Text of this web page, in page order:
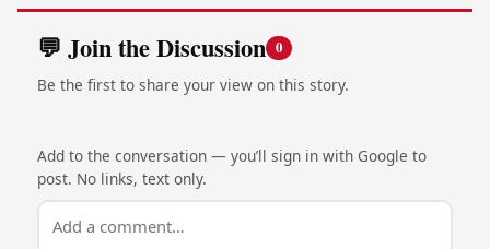
💬 Join the Discussion 0
Be the first to share your view on this story.
Add to the conversation — you’ll sign in with Google to
post. No links, text only.